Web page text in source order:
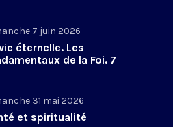
7 juin 2026
éternelle. Les
de la Foi. 7
31 mai 2026
et spiritualité